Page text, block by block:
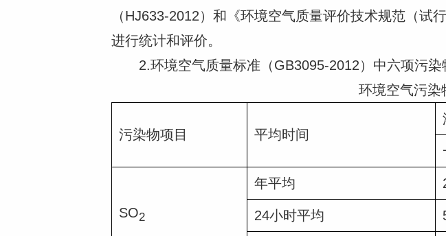
（HJ633-2012）和《环境空气质量评价技术规范（
进行统计和评价。
2.环境空气质量标准（GB3095-2012）中六项污染
环境空气污染
污染物项目 平均时间
SO2
年平均
24小时平均